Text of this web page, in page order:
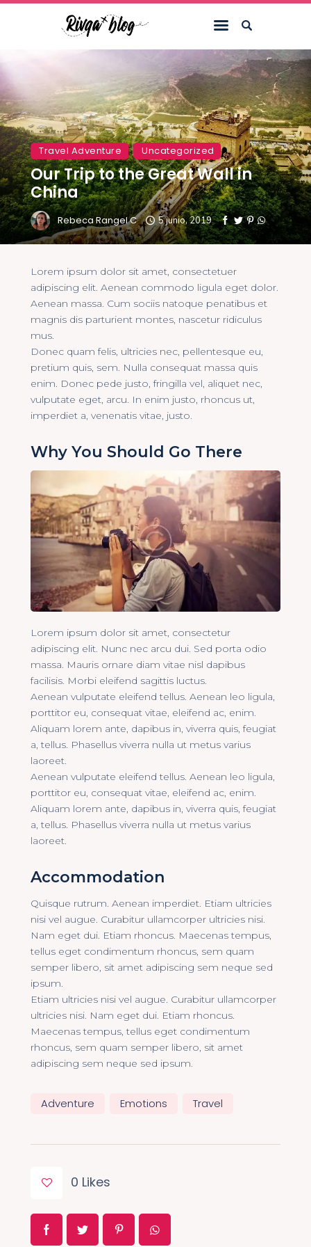
Inicio
Blog
Viajes
Riviews
Recursos
Acerca de
Contacto
Travel Adventure Uncategorized
Our Trip to the Great Wall in
China
Rebeca Rangel C 5 junio, 2019
Lorem ipsum dolor sit amet, consectetuer
adipiscing elit. Aenean commodo ligula eget dolor.
Aenean massa. Cum sociis natoque penatibus et
magnis dis parturient montes, nascetur ridiculus
mus.
Donec quam felis, ultricies nec, pellentesque eu,
pretium quis, sem. Nulla consequat massa quis
enim. Donec pede justo, fringilla vel, aliquet nec,
vulputate eget, arcu. In enim justo, rhoncus ut,
imperdiet a, venenatis vitae, justo.
Why You Should Go There
Lorem ipsum dolor sit amet, consectetur
adipiscing elit. Nunc nec arcu dui. Sed porta odio
massa. Mauris ornare diam vitae nisl dapibus
facilisis. Morbi eleifend sagittis luctus.
Aenean vulputate eleifend tellus. Aenean leo ligula,
porttitor eu, consequat vitae, eleifend ac, enim.
Aliquam lorem ante, dapibus in, viverra quis, feugiat
a, tellus. Phasellus viverra nulla ut metus varius
laoreet.
Aenean vulputate eleifend tellus. Aenean leo ligula,
porttitor eu, consequat vitae, eleifend ac, enim.
Aliquam lorem ante, dapibus in, viverra quis, feugiat
a, tellus. Phasellus viverra nulla ut metus varius
laoreet.
Accommodation
Quisque rutrum. Aenean imperdiet. Etiam ultricies
nisi vel augue. Curabitur ullamcorper ultricies nisi.
Nam eget dui. Etiam rhoncus. Maecenas tempus,
tellus eget condimentum rhoncus, sem quam
semper libero, sit amet adipiscing sem neque sed
ipsum.
Etiam ultricies nisi vel augue. Curabitur ullamcorper
ultricies nisi. Nam eget dui. Etiam rhoncus.
Maecenas tempus, tellus eget condimentum
rhoncus, sem quam semper libero, sit amet
adipiscing sem neque sed ipsum.
Adventure Emotions Travel
0 Likes